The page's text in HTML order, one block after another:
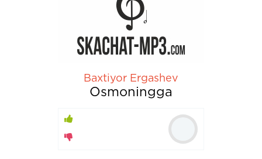
Baxtiyor Ergashev
Osmoningga